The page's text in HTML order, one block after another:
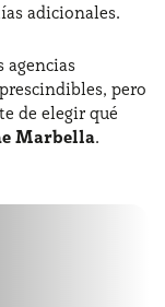
adicionales.
agencias
pero
de elegir qué
Marbella.